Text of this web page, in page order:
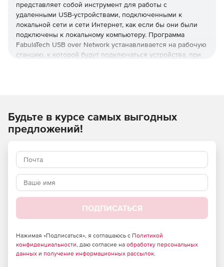
представляет собой инструмент для работы с
удаленными USB-устройствами, подключенными к
локальной сети и сети Интернет, как если бы они были
подключены к локальному компьютеру. Программа
FabulaTech USB over Network устанавливается на рабочую
станцию, к которой будут подключаться устройства, при
создавая список USB-носителей по сети. Продукт
FabulaTech USB over Network работает под управлением
Windows и Linux систем.
Будьте в курсе самых выгодных
предложений!
ПОДПИСАТЬСЯ
Нажимая «Подписаться», я соглашаюсь с Политикой
конфиденциальности, даю согласие на обработку персональных
данных и получение информационных рассылок.